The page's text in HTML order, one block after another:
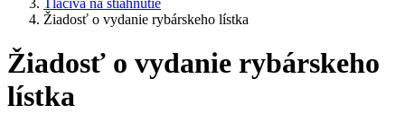
Tlačivá na stiahnutie
Žiadosť o vydanie rybárskeho lístka
Žiadosť o vydanie rybárskeho
lístka